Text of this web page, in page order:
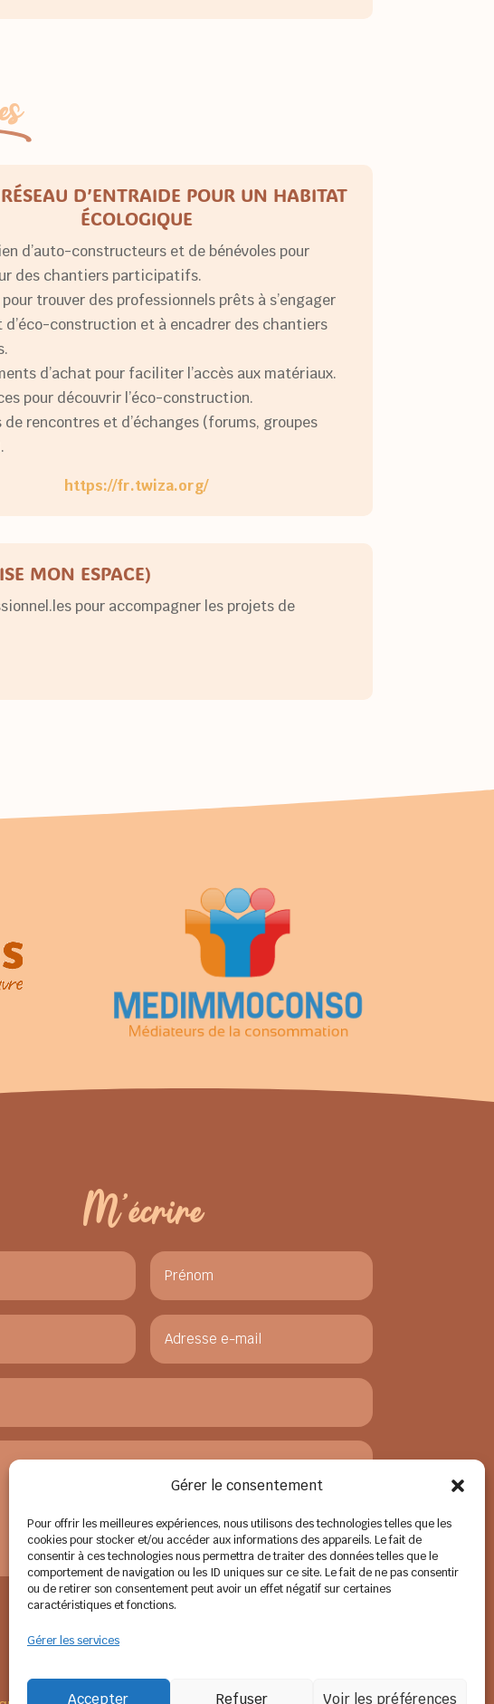
Gérer le consentement
Pour offrir les meilleures expériences, nous utilisons des technologies telles que les
cookies pour stocker et/ou accéder aux informations des appareils. Le fait de
consentir à ces technologies nous permettra de traiter des données telles que le
comportement de navigation ou les ID uniques sur ce site. Le fait de ne pas consentir
ou de retirer son consentement peut avoir un effet négatif sur certaines
caractéristiques et fonctions.
Gérer les services
Accepter Refuser Voir les préférences
D’ENTRAIDE POUR UN HABITAT
ÉCOLOGIQUE
d’auto-constructeurs et de bénévoles pour
des chantiers participatifs.
trouver des professionnels prêts à s’engager
d’éco-construction et à encadrer des chantiers
d’achat pour faciliter l’accès aux matériaux.
pour découvrir l’éco-construction.
de rencontres et d’échanges (forums, groupes
https://fr.twiza.org/
MON ESPACE)
pour accompagner les projets de
M'écrire
15 + 1=